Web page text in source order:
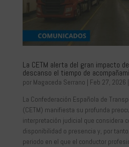
La CETM alerta del gran impacto
descanso el tiempo de
por Magaceda Serrano Feb 27, 2026
La Confederación Española de
(CETM) manifiesta su profunda
interpretación judicial que considera
disponibilidad o presencia y, por
periodo en el que el conductor